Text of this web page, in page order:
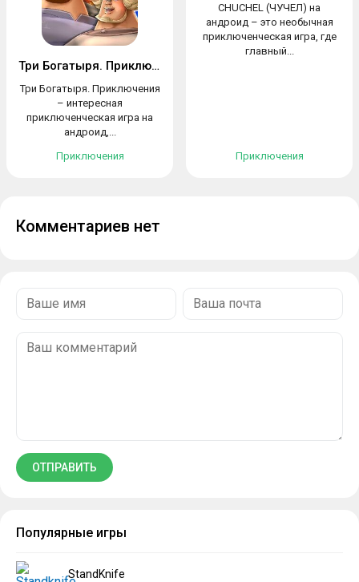
Три Богатыря. Приключения
Три Богатыря. Приключения
– интересная
приключенческая игра на
андроид,...
Приключения
CHUCHEL (ЧУЧЕЛ) на
андроид – это необычная
приключенческая игра, где
главный...
Приключения
Комментариев нет
Популярные игры
StandKnife